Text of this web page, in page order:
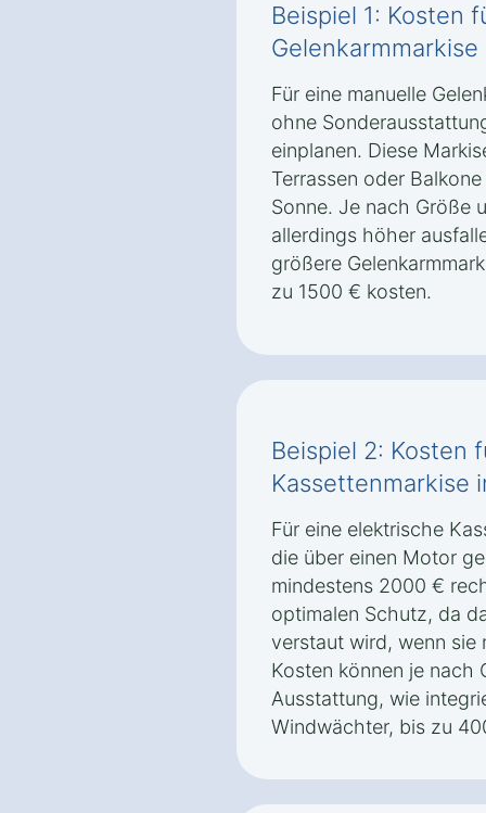
Beispiel 1: Kosten
Für eine manuelle
ohne
einplanen. Diese
Terrassen oder
Sonne. Je nach Größe
allerdings höher
größere
zu 1500 € kosten.
Beispiel 2: Kosten
Kassettenmarkise
Für eine elektrische
die über einen Motor
mindestens 2000 €
optimalen Schutz, da
verstaut wird, wenn sie
Kosten können je nach
Ausstattung, wie
Windwächter, bis zu